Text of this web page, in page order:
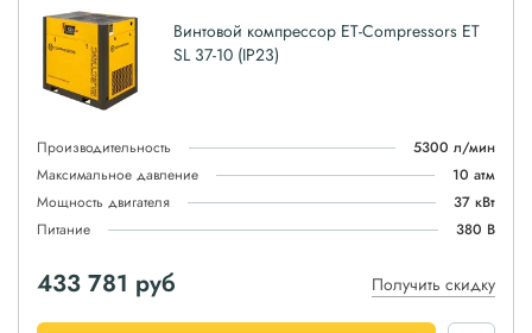
Винтовой компрессор ET-Compressors ET
SL 37-10 (IP23)
Производительность
5300 л/мин
Максимальное давление
10 атм
Мощность двигателя
37 кВт
Питание
380 В
433 781 руб Получить скидку